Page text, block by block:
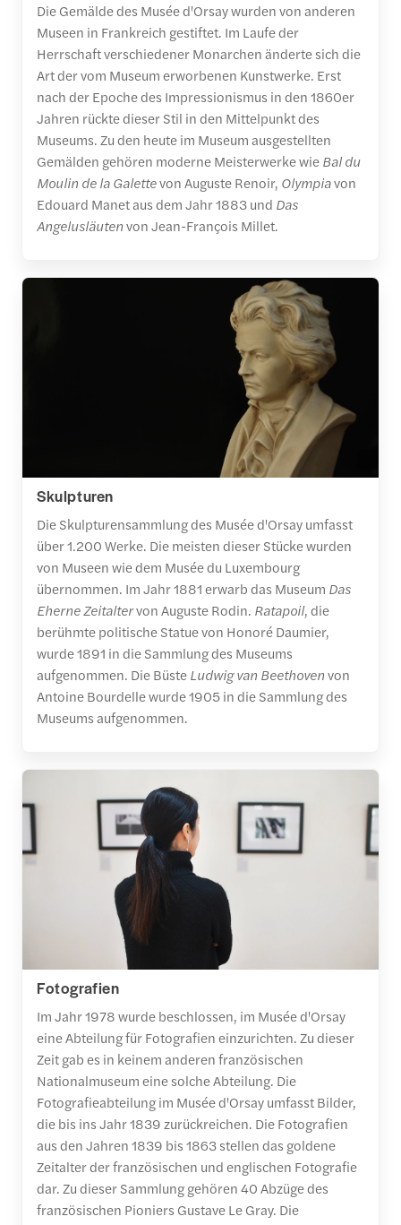
Die Gemälde des Musée d'Orsay wurden von anderen
Museen in Frankreich gestiftet. Im Laufe der
Herrschaft verschiedener Monarchen änderte sich die
Art der vom Museum erworbenen Kunstwerke. Erst
nach der Epoche des Impressionismus in den 1860er
Jahren rückte dieser Stil in den Mittelpunkt des
Museums. Zu den heute im Museum ausgestellten
Gemälden gehören moderne Meisterwerke wieBal du
Moulin de la Galettevon Auguste Renoir, Olympiavon
Edouard Manet aus dem Jahr 1883 und Das
Angelusläutenvon Jean-François Millet.
Skulpturen
Die Skulpturensammlung des Musée d'Orsay umfasst
über 1.200 Werke. Die meisten dieser Stücke wurden
von Museen wie dem Musée du Luxembourg
übernommen. Im Jahr 1881 erwarb das Museum Das
Eherne Zeitaltervon Auguste Rodin. Ratapoil, die
berühmte politische Statue von Honoré Daumier,
wurde 1891 in die Sammlung des Museums
aufgenommen. Die BüsteLudwig van Beethovenvon
Antoine Bourdelle wurde 1905 in die Sammlung des
Museums aufgenommen.
Fotografien
Im Jahr 1978 wurde beschlossen, im Musée d'Orsay
eine Abteilung für Fotografien einzurichten. Zu dieser
Zeit gab es in keinem anderen französischen
Nationalmuseum eine solche Abteilung. Die
Fotografieabteilung im Musée d'Orsay umfasst Bilder,
die bis ins Jahr 1839 zurückreichen. Die Fotografien
aus den Jahren 1839 bis 1863 stellen das goldene
Zeitalter der französischen und englischen Fotografie
dar. Zu dieser Sammlung gehören 40 Abzüge des
französischen Pioniers Gustave Le Gray. Die